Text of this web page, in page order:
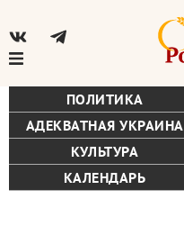
ПОЛИТИКА
АДЕКВАТНАЯ УКРАИНА
КУЛЬТУРА
КАЛЕНДАРЬ